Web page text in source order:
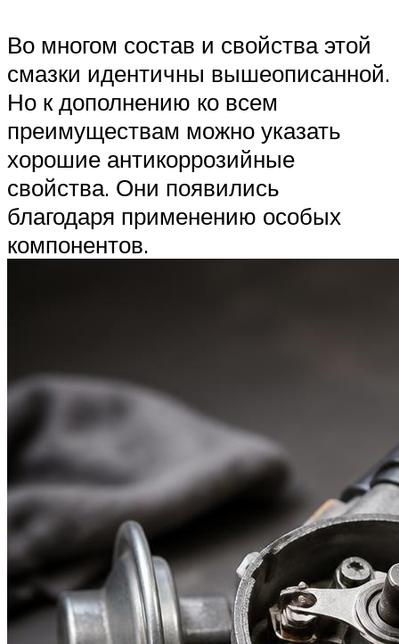
Во многом состав и свойства этой
смазки идентичны вышеописанной.
Но к дополнению ко всем
преимуществам можно указать
хорошие антикоррозийные
свойства. Они появились
благодаря применению особых
компонентов.